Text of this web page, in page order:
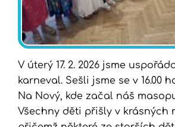
V úterý 17. 2. 2026 jsme
karneval. Sešli jsme se v 16.00
Na Nový, kde začal náš
Všechny děti přišly v krásných